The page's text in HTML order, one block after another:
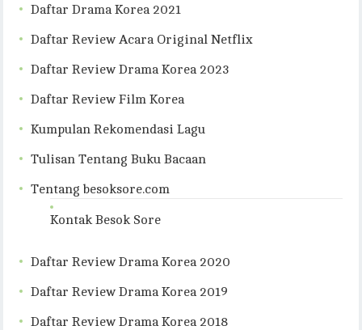
Daftar Drama Korea 2021
Daftar Review Acara Original Netflix
Daftar Review Drama Korea 2023
Daftar Review Film Korea
Kumpulan Rekomendasi Lagu
Tulisan Tentang Buku Bacaan
Tentang besoksore.com
Kontak Besok Sore
Daftar Review Drama Korea 2020
Daftar Review Drama Korea 2019
Daftar Review Drama Korea 2018